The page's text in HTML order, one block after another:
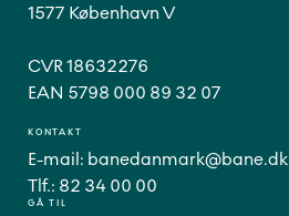
GÅ TIL
1577 København V
CVR 18632276
EAN 5798 000 89 32 07
KONTAKT
E-mail: banedanmark@bane.dk
Tlf.: 82 34 00 00